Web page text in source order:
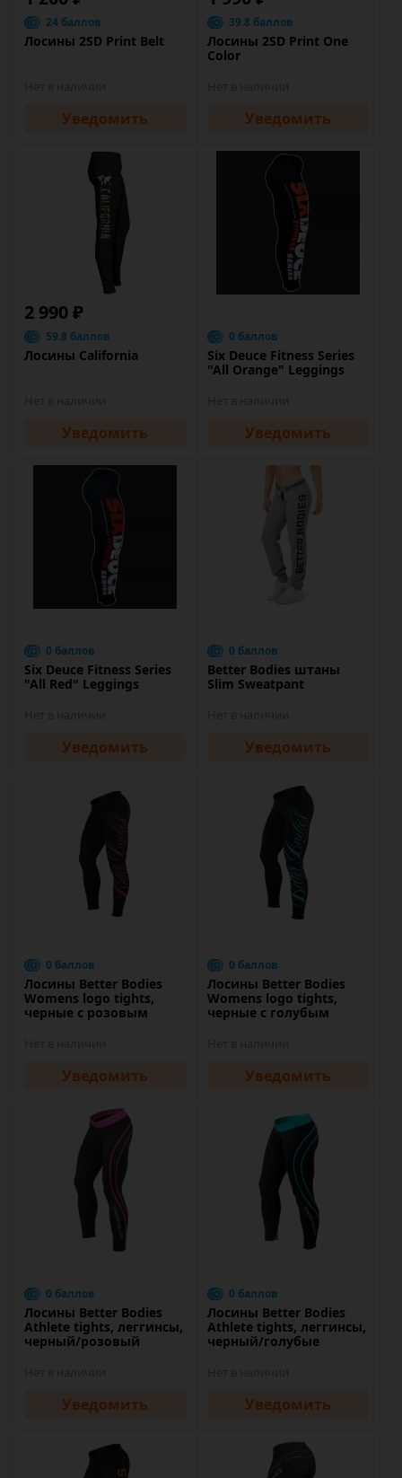
24 баллов
Лосины 2SD Print Belt
Уведомить
39.8 баллов
Лосины 2SD Print One
Color
Уведомить
2 990 ₽
59.8 баллов
Лосины California
Уведомить
0 баллов
Six Deuce Fitness Series
"All Orange" Leggings
Уведомить
0 баллов
Six Deuce Fitness Series
"All Red" Leggings
Уведомить
0 баллов
Better Bodies штаны
Slim Sweatpant
Уведомить
0 баллов
Лосины Better Bodies
Womens logo tights,
черные с розовым
Уведомить
0 баллов
Лосины Better Bodies
Womens logo tights,
черные с голубым
Уведомить
0 баллов
Лосины Better Bodies
Athlete tights, леггинсы,
черный/розовый
Уведомить
0 баллов
Лосины Better Bodies
Athlete tights, леггинсы,
черный/голубые
Уведомить